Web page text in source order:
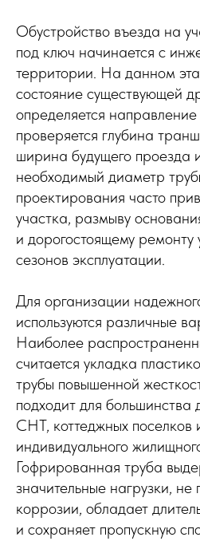
Обустройство въезда на
под ключ начинается с
территории. На данном
состояние существующей
определяется
проверяется глубина
ширина будущего проезда
необходимый диаметр
проектирования часто
участка, размыву
и дорогостоящему ремонту
сезонов эксплуатации.
Для организации
используются различные
Наиболее
считается укладка
трубы повышенной
подходит для большинства
СНТ, коттеджных поселков
индивидуального
Гофрированная труба
значительные нагрузки,
коррозии, обладает
и сохраняет пропускную